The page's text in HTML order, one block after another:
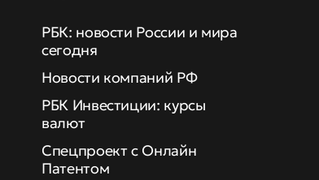
РБК: новости России и мира
сегодня
Новости компаний РФ
РБК Инвестиции: курсы
валют
Спецпроект с Онлайн
Патентом